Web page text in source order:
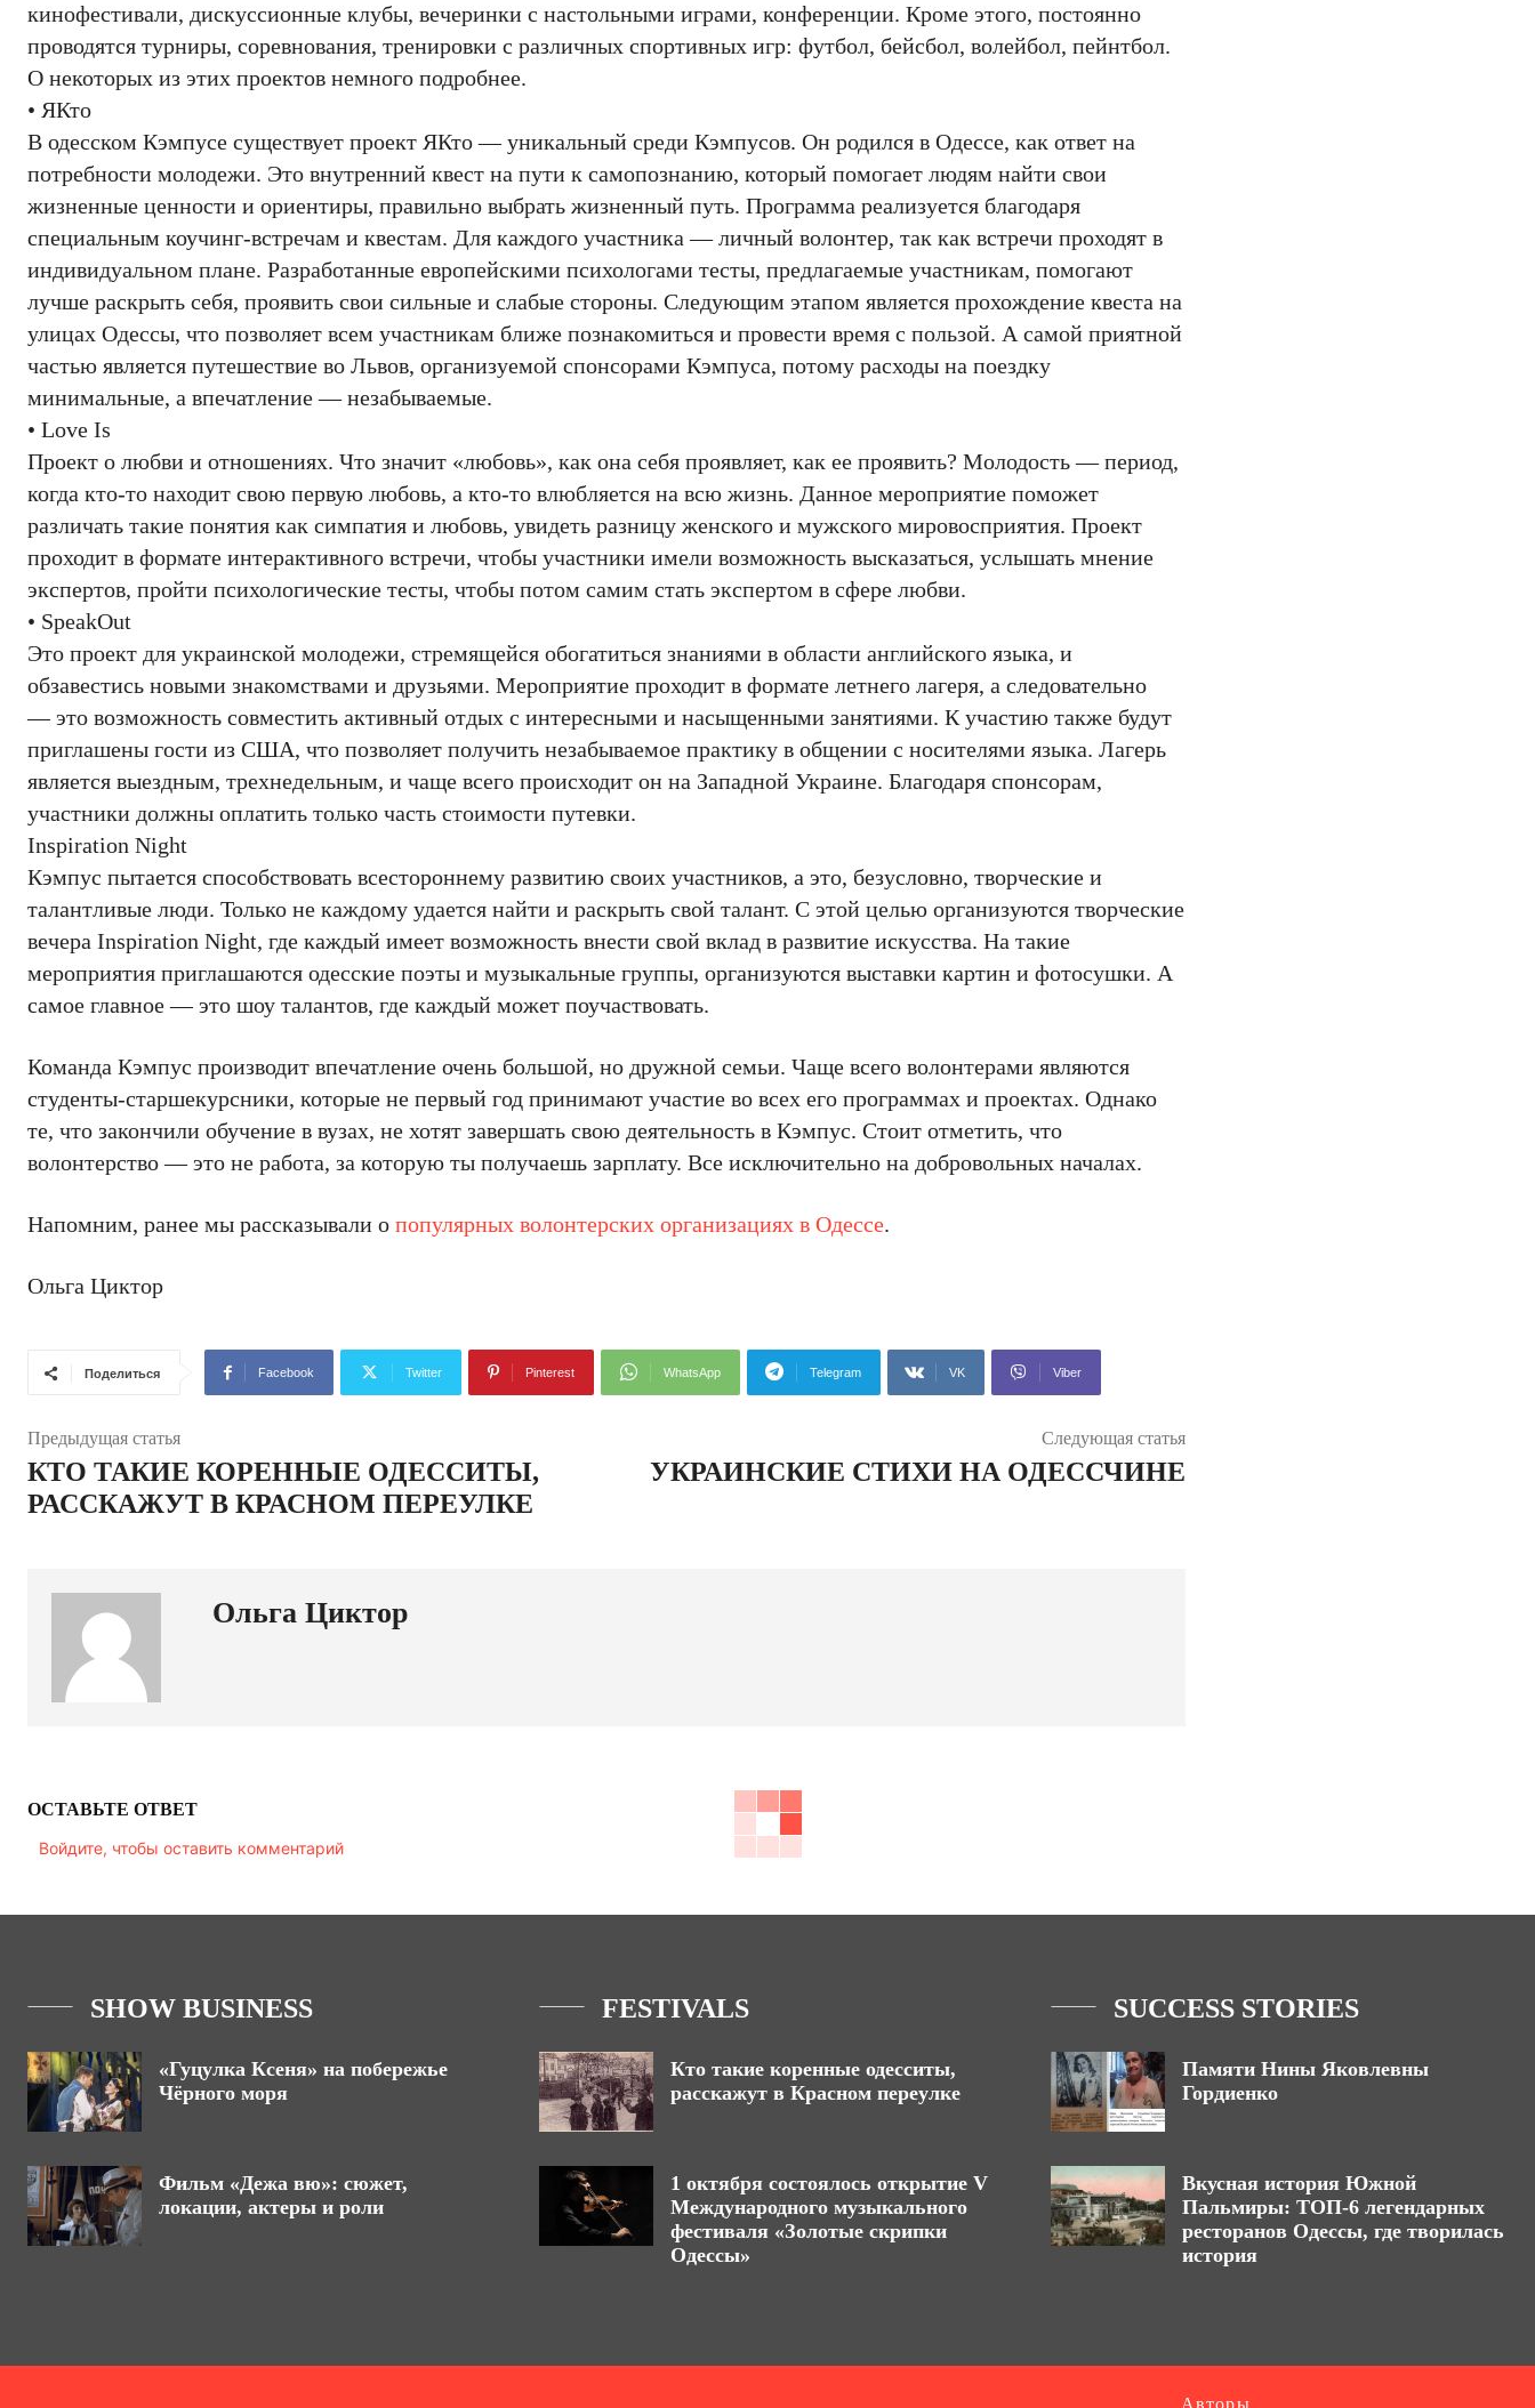
кинофестивали, дискуссионные клубы, вечеринки с настольными играми, конференции. Кроме этого, постоянно
проводятся турниры, соревнования, тренировки с различных спортивных игр: футбол, бейсбол, волейбол, пейнтбол.
О некоторых из этих проектов немного подробнее.
• ЯКто
В одесском Кэмпусе существует проект ЯКто — уникальный среди Кэмпусов. Он родился в Одессе, как ответ на
потребности молодежи. Это внутренний квест на пути к самопознанию, который помогает людям найти свои
жизненные ценности и ориентиры, правильно выбрать жизненный путь. Программа реализуется благодаря
специальным коучинг-встречам и квестам. Для каждого участника — личный волонтер, так как встречи проходят в
индивидуальном плане. Разработанные европейскими психологами тесты, предлагаемые участникам, помогают
лучше раскрыть себя, проявить свои сильные и слабые стороны. Следующим этапом является прохождение квеста на
улицах Одессы, что позволяет всем участникам ближе познакомиться и провести время с пользой. А самой приятной
частью является путешествие во Львов, организуемой спонсорами Кэмпуса, потому расходы на поездку
минимальные, а впечатление — незабываемые.
• Love Is
Проект о любви и отношениях. Что значит «любовь», как она себя проявляет, как ее проявить? Молодость — период,
когда кто-то находит свою первую любовь, а кто-то влюбляется на всю жизнь. Данное мероприятие поможет
различать такие понятия как симпатия и любовь, увидеть разницу женского и мужского мировосприятия. Проект
проходит в формате интерактивного встречи, чтобы участники имели возможность высказаться, услышать мнение
экспертов, пройти психологические тесты, чтобы потом самим стать экспертом в сфере любви.
• SpeakOut
Это проект для украинской молодежи, стремящейся обогатиться знаниями в области английского языка, и
обзавестись новыми знакомствами и друзьями. Мероприятие проходит в формате летнего лагеря, а следовательно
— это возможность совместить активный отдых с интересными и насыщенными занятиями. К участию также будут
приглашены гости из США, что позволяет получить незабываемое практику в общении с носителями языка. Лагерь
является выездным, трехнедельным, и чаще всего происходит он на Западной Украине. Благодаря спонсорам,
участники должны оплатить только часть стоимости путевки.
Inspiration Night
Кэмпус пытается способствовать всестороннему развитию своих участников, а это, безусловно, творческие и
талантливые люди. Только не каждому удается найти и раскрыть свой талант. С этой целью организуются творческие
вечера Inspiration Night, где каждый имеет возможность внести свой вклад в развитие искусства. На такие
мероприятия приглашаются одесские поэты и музыкальные группы, организуются выставки картин и фотосушки. А
самое главное — это шоу талантов, где каждый может поучаствовать.
Команда Кэмпус производит впечатление очень большой, но дружной семьи. Чаще всего волонтерами являются
студенты-старшекурсники, которые не первый год принимают участие во всех его программах и проектах. Однако
те, что закончили обучение в вузах, не хотят завершать свою деятельность в Кэмпус. Стоит отметить, что
волонтерство — это не работа, за которую ты получаешь зарплату. Все исключительно на добровольных началах.
Напомним, ранее мы рассказывали о популярных волонтерских организациях в Одессе.
Ольга Циктор
Поделиться Facebook Twitter Pinterest WhatsApp Telegram VK Viber
Предыдущая статья
КТО ТАКИЕ КОРЕННЫЕ ОДЕССИТЫ,
РАССКАЖУТ В КРАСНОМ ПЕРЕУЛКЕ
Следующая статья
УКРАИНСКИЕ СТИХИ НА ОДЕССЧИНЕ
Ольга Циктор
ОСТАВЬТЕ ОТВЕТ
Войдите, чтобы оставить комментарий
SHOW BUSINESS
«Гуцулка Ксеня» на побережье
Чёрного моря
Фильм «Дежа вю»: сюжет,
локации, актеры и роли
FESTIVALS
Кто такие коренные одесситы,
расскажут в Красном переулке
1 октября состоялось открытие V
Международного музыкального
фестиваля «Золотые скрипки
Одессы»
SUCCESS STORIES
Памяти Нины Яковлевны
Гордиенко
Вкусная история Южной
Пальмиры: ТОП-6 легендарных
ресторанов Одессы, где творилась
история
Авторы